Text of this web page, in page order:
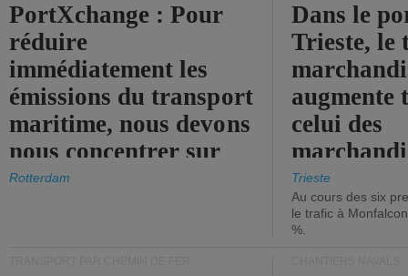
PortXchange : Pour
réduire
immédiatement les
émissions du transport
maritime, nous devons
nous concentrer sur
les ports.
Rotterdam
Dans le
Trieste, le
augmente
celui des
diminue.
Trieste
Au cours des six
le trafic à
%.